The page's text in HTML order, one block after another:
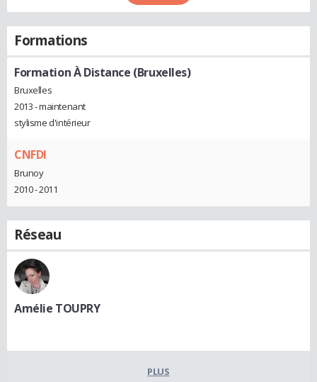
Formations
Formation À Distance (Bruxelles)
Bruxelles
2013 - maintenant
stylisme d'intérieur
CNFDI
Brunoy
2010 - 2011
Réseau
Amélie TOUPRY
PLUS